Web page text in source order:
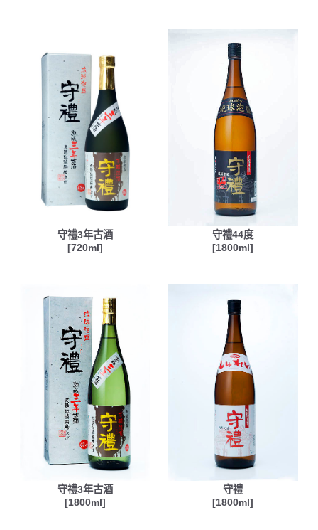
守禮3年古酒
[720ml]
守禮44度
[1800ml]
守禮3年古酒
[1800ml]
守禮
[1800ml]